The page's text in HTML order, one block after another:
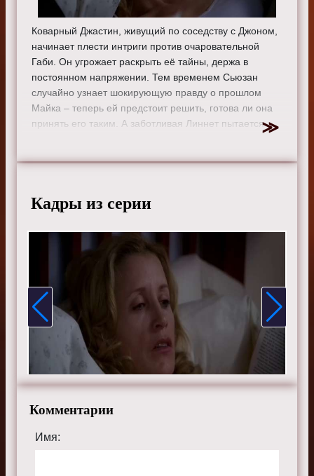
Коварный Джастин, живущий по соседству с Джоном,
начинает плести интриги против очаровательной
Габи. Он угрожает раскрыть её тайны, держа в
постоянном напряжении. Тем временем Сьюзан
случайно узнает шокирующую правду о прошлом
Майка – теперь ей предстоит решить, готова ли она
принять его таким. А заботливая Линнет пытается
Кросс, Ева Лонгория, Николетт Шеридан, Дана
Уильямс и Бренда Стронг.
Смотрите онлайн 1 сезон 15 серию «Отчаянные
» бесплатно в хорошем HD качестве, на
телефоне, планшете, пк или телевизоре на сайте
sitedomhozsru.ru.
Кадры из серии
Комментарии
Имя: